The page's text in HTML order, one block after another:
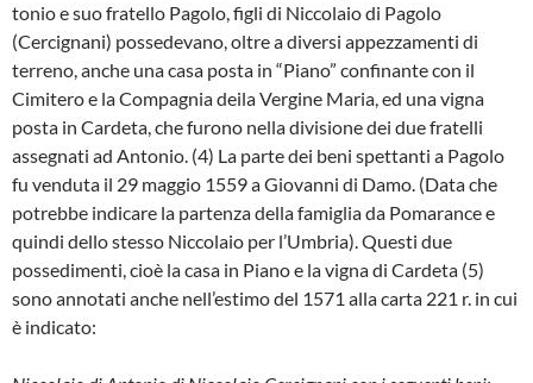
tonio e suo fratello Pagolo, figli di Nicco­laio di Pagolo
(Cercignani) possedevano, oltre a diversi appezzamenti di
terreno, anche una casa posta in “Piano” confi­nante con il
Cimitero e la Compagnia dei­la Vergine Maria, ed una vigna
posta in Cardeta, che furono nella divisione dei due fratelli
assegnati ad Antonio. (4) La parte dei beni spettanti a Pagolo
fu venduta il 29 maggio 1559 a Giovanni di Damo. (Data che
potrebbe indicare la par­tenza della famiglia da Pomarance e
quin­di dello stesso Niccolaio per l’Umbria). Questi due
possedimenti, cioè la casa in Piano e la vigna di Cardeta (5)
sono an­notati anche nell’estimo del 1571 alla car­ta 221 r. in cui
è indicato: